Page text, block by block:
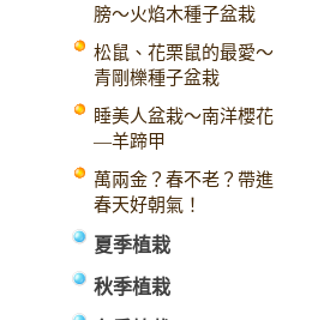
膀～火焰木種子盆栽
松鼠、花栗鼠的最愛～
青剛櫟種子盆栽
睡美人盆栽～南洋櫻花
—羊蹄甲
萬兩金？春不老？帶進
春天好朝氣！
夏季植栽
秋季植栽